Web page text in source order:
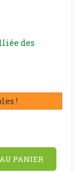
des
!
PANIER